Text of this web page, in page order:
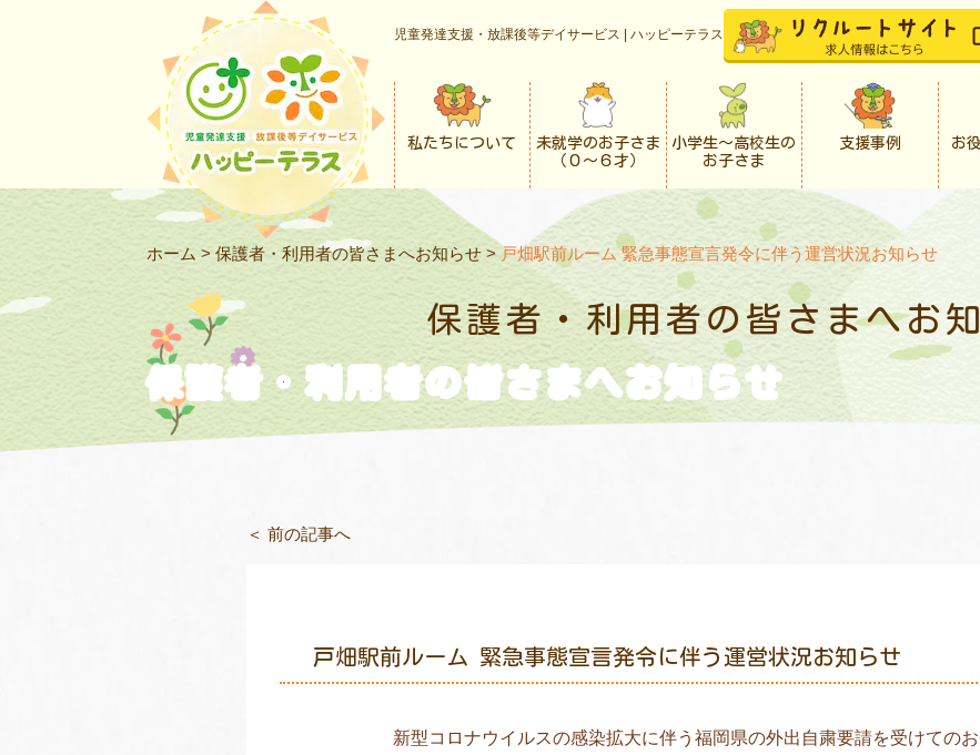
児童発達支援・放課後等デイサービス | ハッピーテラス
私たちについて
未就学のお子さま
（０〜６才）
小学生〜高校生の
お子さま
支援事例 お
ホーム > 保護者・利用者の皆さまへお知らせ > 戸畑駅前ルーム 緊急事態宣言発令に伴う運営状況お知らせ
保護者・利用者の 皆さまへお
保護者・利用者の皆さまへお知らせ
＜ 前の記事へ
戸畑駅前ルーム 緊急事態宣言発令に伴う運営状況お知らせ
新型コロナウイルスの感染拡大に伴う福岡県の外出自粛要請を受けてのお